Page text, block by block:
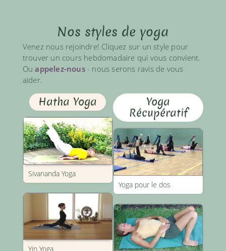
Nos styles de yoga
Venez nous rejoindre! Cliquez sur un style pour
trouver un cours hebdomadaire qui vous convient.
Ouappelez-nous- nous serons ravis de vous
aider.
Hatha Yoga
Sivananda Yoga
Yin Yoga
Yoga
Récupératif
Yoga pour le dos